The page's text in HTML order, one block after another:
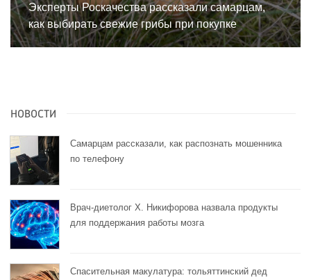
Эксперты Роскачества рассказали самарцам,
как выбирать свежие грибы при покупке
НОВОСТИ
Самарцам рассказали, как распознать мошенника
по телефону
Врач-диетолог Х. Никифорова назвала продукты
для поддержания работы мозга
Спасительная макулатура: тольяттинский дед